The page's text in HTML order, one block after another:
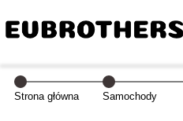
Strona główna Samochody